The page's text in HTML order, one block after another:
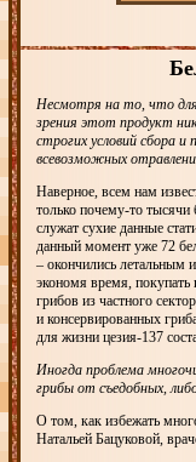
Несмотря на то, что для
зрения этот продукт
строгих условий сбора и
всевозможных
Наверное, всем нам
только почему-то
служат сухие данные
данный момент уже 72
– окончились летальным
экономя время,
грибов из частного
и консервированных
для жизни цезия-137
Иногда проблема
грибы от съедобных,
О том, как избежать
Натальей Бацуковой,